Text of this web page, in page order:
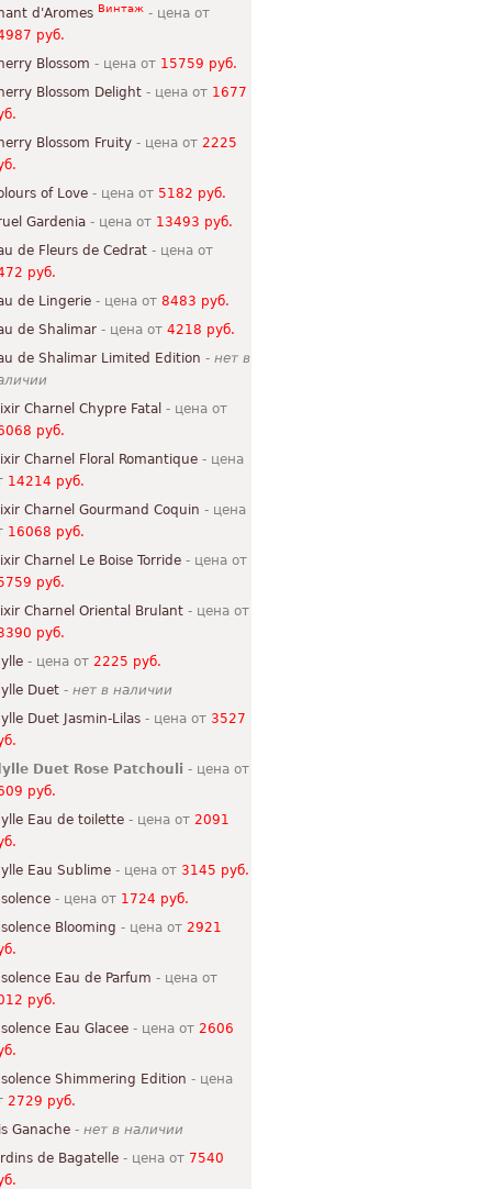
d'Aromes Винтаж - цена от
руб.
Blossom - цена от 15759 руб.
Blossom Delight - цена от 1677
Blossom Fruity - цена от 2225
of Love - цена от 5182 руб.
Gardenia - цена от 13493 руб.
de Fleurs de Cedrat - цена от
руб.
de Lingerie - цена от 8483 руб.
de Shalimar - цена от 4218 руб.
de Shalimar Limited Edition - нет в
Charnel Chypre Fatal - цена от
руб.
Charnel Floral Romantique - цена
14214 руб.
Charnel Gourmand Coquin - цена
16068 руб.
Charnel Le Boise Torride - цена от
руб.
Charnel Oriental Brulant - цена от
руб.
- цена от 2225 руб.
Duet - нет в наличии
Duet Jasmin-Lilas - цена от 3527
Duet Rose Patchouli - цена от
руб.
Eau de toilette - цена от 2091
Eau Sublime - цена от 3145 руб.
- цена от 1724 руб.
Blooming - цена от 2921
Eau de Parfum - цена от
руб.
Eau Glacee - цена от 2606
Shimmering Edition - цена
2729 руб.
Ganache - нет в наличии
de Bagatelle - цена от 7540